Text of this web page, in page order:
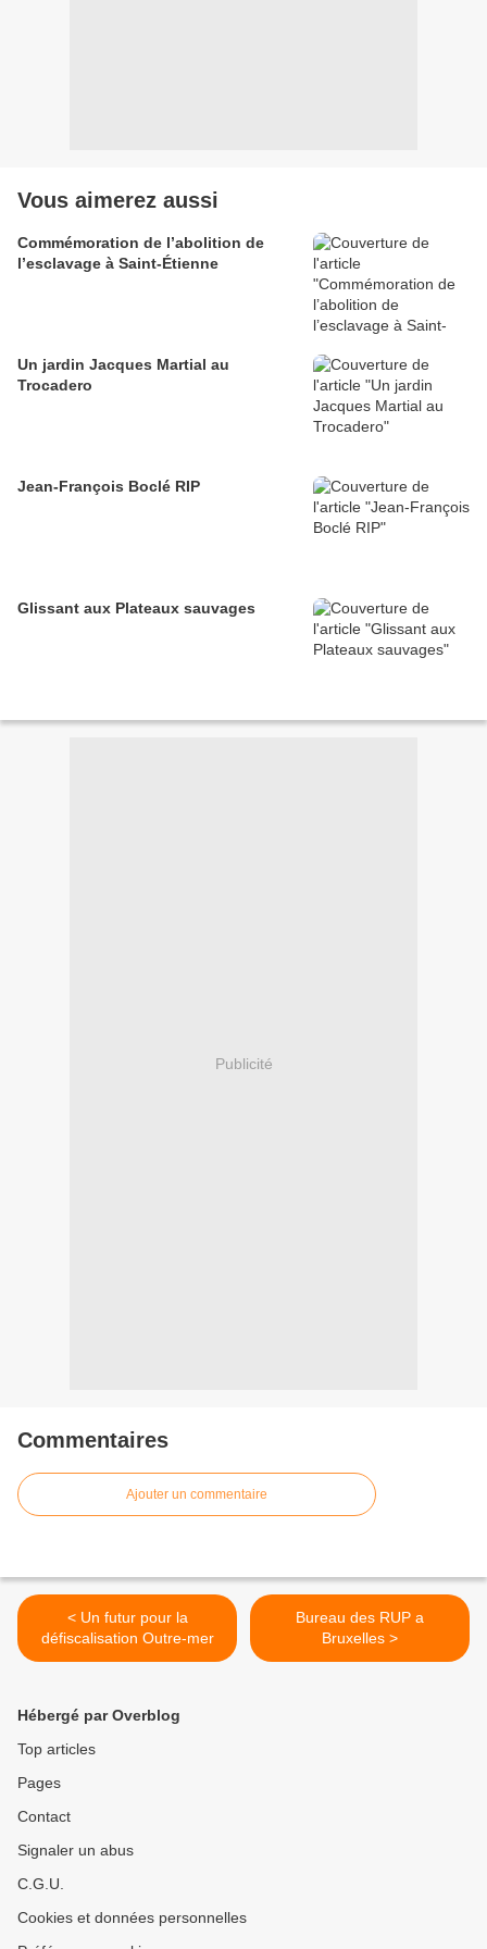
Vous aimerez aussi
Commémoration de l’abolition de
l’esclavage à Saint-Étienne
Un jardin Jacques Martial au
Trocadero
Jean-François Boclé RIP
Glissant aux Plateaux sauvages
Publicité
Commentaires
Ajouter un commentaire
< Un futur pour la
défiscalisation Outre-mer
Bureau des RUP a
Bruxelles >
Hébergé par Overblog
Top articles
Pages
Contact
Signaler un abus
C.G.U.
Cookies et données personnelles